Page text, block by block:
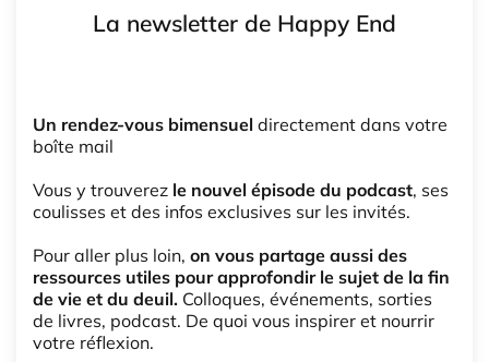
La newsletter de Happy End
Un rendez-vous bimensuel directement dans votre
boîte mail
Vous y trouverez le nouvel épisode du podcast, ses
coulisses et des infos exclusives sur les invités.
Pour aller plus loin, on vous partage aussi des
ressources utiles pour approfondir le sujet de la fin
de vie et du deuil. Colloques, événements, sorties
de livres, podcast. De quoi vous inspirer et nourrir
votre réflexion.